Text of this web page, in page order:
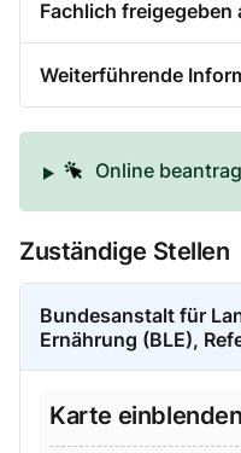
Fachlich freigegeben
Weiterführende
Online
Zuständige Stellen
Bundesanstalt für
Ernährung (BLE),
Karte einblenden